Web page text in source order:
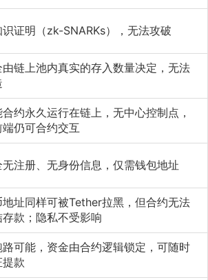
识证明（zk-SNARKs），无法攻破
由链上池内真实的存入数量决定，无法
合约永久运行在链上，无中心控制点，
仍可合约交互
无注册、无身份信息，仅需钱包地址
地址同样可被Tether拉黑，但合约无法
存款；隐私不受影响
路可能，资金由合约逻辑锁定，可随时
款